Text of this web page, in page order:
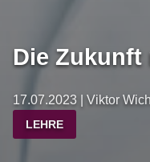
Die
17.07.2023 | Viktor
LEHRE